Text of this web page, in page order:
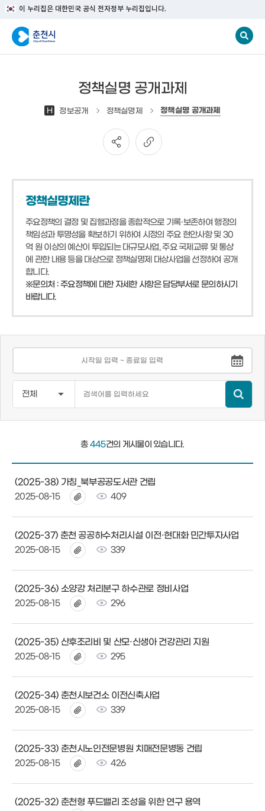
이 누리집은 대한민국 공식 전자정부 누리집입니다.
정책실명 공개과제
H 정보공개 정책실명제 정책실명 공개과제
정책실명제란
주요정책의 결정 및 집행과정을 종합적으로 기록·보존하여 행정의
책임성과 투명성을 확보하기 위하여 시정의 주요 현안사항 및 30
억 원 이상의 예산이 투입되는 대규모사업, 주요 국제교류 및 통상
에 관한 내용 등을 대상으로 정책실명제 대상사업을 선정하여 공개
합니다.
※문의처 : 주요정책에 대한 자세한 사항은 담당부서로 문의하시기
바랍니다.
총445건의 게시물이 있습니다.
(2025-38) 가칭_북부공공도서관 건립
2025-08-15 409
(2025-37) 춘천 공공하수처리시설 이전·현대화 민간투자사업
2025-08-15 339
(2025-36) 소양강 처리분구 하수관로 정비사업
2025-08-15 296
(2025-35) 산후조리비 및 산모·신생아 건강관리 지원
2025-08-15 295
(2025-34) 춘천시보건소 이전신축사업
2025-08-15 339
(2025-33) 춘천시노인전문병원 치매전문병동 건립
2025-08-15 426
(2025-32) 춘천형 푸드밸리 조성을 위한 연구 용역